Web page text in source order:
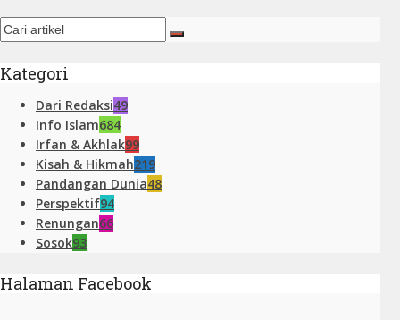
Kategori
Dari Redaksi49
Info Islam684
Irfan & Akhlak99
Kisah & Hikmah219
Pandangan Dunia48
Perspektif94
Renungan66
Sosok93
Halaman Facebook